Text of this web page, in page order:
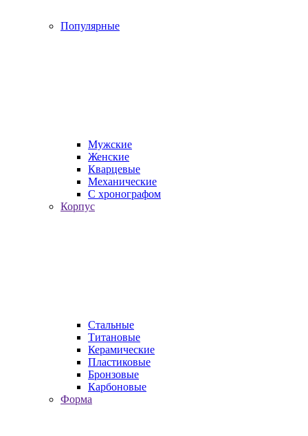
Популярные
Мужские
Женские
Кварцевые
Механические
С хронографом
Корпус
Стальные
Титановые
Керамические
Пластиковые
Бронзовые
Карбоновые
Форма